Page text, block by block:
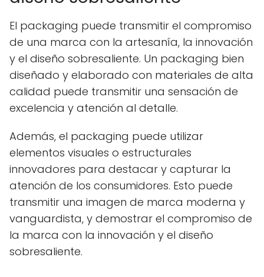
El packaging puede transmitir el compromiso
de una marca con la artesanía, la innovación
y el diseño sobresaliente. Un packaging bien
diseñado y elaborado con materiales de alta
calidad puede transmitir una sensación de
excelencia y atención al detalle.
Además, el packaging puede utilizar
elementos visuales o estructurales
innovadores para destacar y capturar la
atención de los consumidores. Esto puede
transmitir una imagen de marca moderna y
vanguardista, y demostrar el compromiso de
la marca con la innovación y el diseño
sobresaliente.